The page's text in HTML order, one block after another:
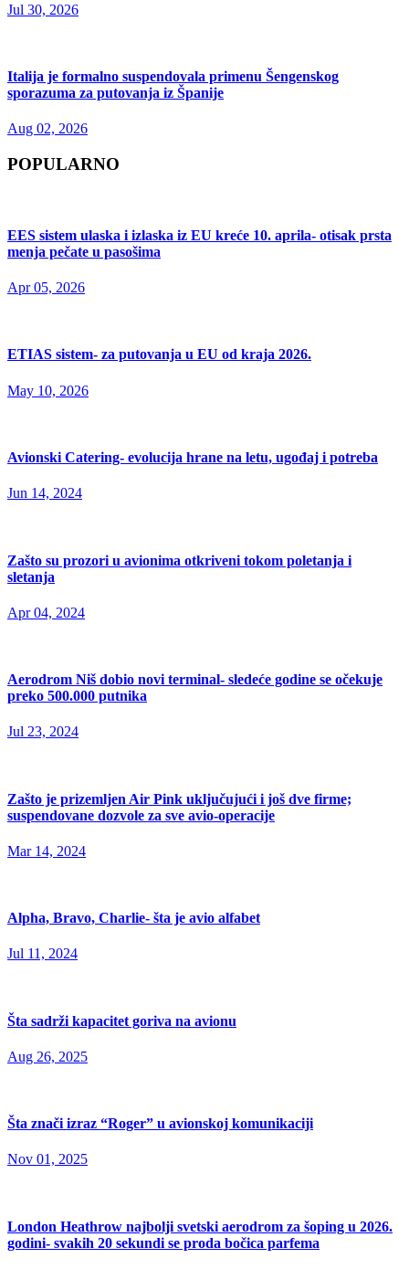
Jul 30, 2026
Italija je formalno suspendovala primenu Šengenskog
sporazuma za putovanja iz Španije
Aug 02, 2026
POPULARNO
EES sistem ulaska i izlaska iz EU kreće 10. aprila- otisak prsta
menja pečate u pasošima
Apr 05, 2026
ETIAS sistem- za putovanja u EU od kraja 2026.
May 10, 2026
Avionski Catering- evolucija hrane na letu, ugođaj i potreba
Jun 14, 2024
Zašto su prozori u avionima otkriveni tokom poletanja i
sletanja
Apr 04, 2024
Aerodrom Niš dobio novi terminal- sledeće godine se očekuje
preko 500.000 putnika
Jul 23, 2024
Zašto je prizemljen Air Pink uključujući i još dve firme;
suspendovane dozvole za sve avio-operacije
Mar 14, 2024
Alpha, Bravo, Charlie- šta je avio alfabet
Jul 11, 2024
Šta sadrži kapacitet goriva na avionu
Aug 26, 2025
Šta znači izraz “Roger” u avionskoj komunikaciji
Nov 01, 2025
London Heathrow najbolji svetski aerodrom za šoping u 2026.
godini- svakih 20 sekundi se proda bočica parfema